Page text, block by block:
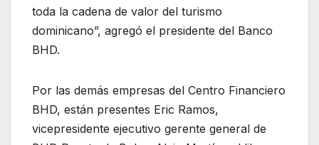
toda la cadena de valor del turismo
dominicano”, agregó el presidente del Banco
BHD.
Por las demás empresas del Centro Financiero
BHD, están presentes Eric Ramos,
vicepresidente ejecutivo gerente general de